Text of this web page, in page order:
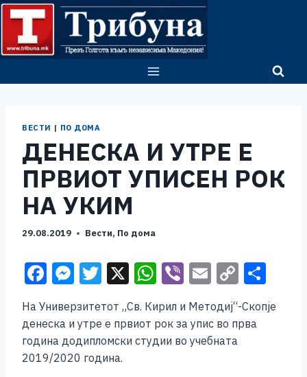
Skip
content
ВЕСТИ | ПО ДОМА
ДЕНЕСКА И УТРЕ Е
ПРВИОТ УПИСЕН РОК
НА УКИМ
29.08.2019 Вести, По дома
F
c
e
b
M
ss
e
n
T
tt
er
X W
at
s
Vi
b
er
E
ai
l
C
o
p
y
h
ar
На Универзитетот „Св. Кирил и Методиј“-Скопје
денеска и утре е првиот рок за упис во прва
година додипломски студии во учебната
2019/2020 година.